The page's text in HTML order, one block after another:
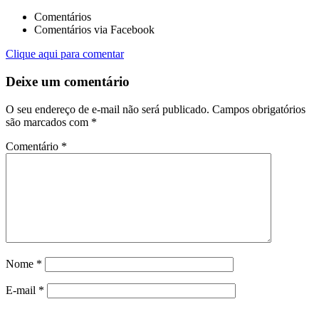
Comentários
Comentários via Facebook
Clique aqui para comentar
Deixe um comentário
O seu endereço de e-mail não será publicado. Campos obrigatórios
são marcados com *
Comentário *
Nome *
E-mail *